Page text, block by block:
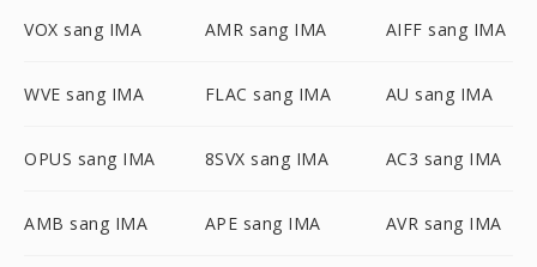
VOX sang IMA AMR sang IMA AIFF sang IMA
WVE sang IMA FLAC sang IMA AU sang IMA
OPUS sang IMA 8SVX sang IMA AC3 sang IMA
AMB sang IMA APE sang IMA AVR sang IMA